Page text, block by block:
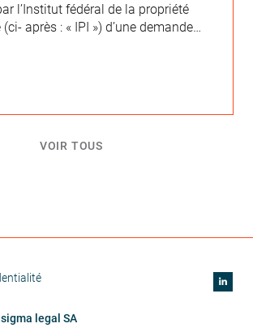
l’Institut fédéral de la propriété
après : « IPI ») d’une demande
; formation ;
», au motif que la marque verbale
fédéral (ci- après : « TAF ») avait
VOIR TOUS
sigma legal SA